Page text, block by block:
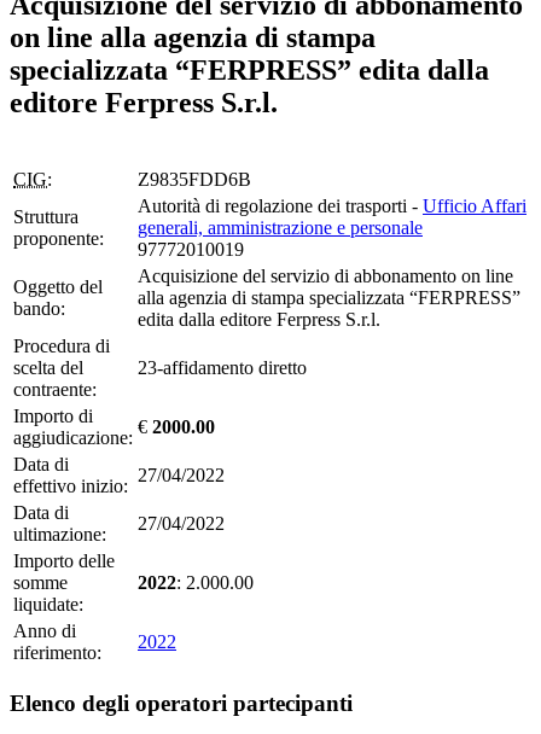
on line alla agenzia di stampa
specializzata “FERPRESS” edita dalla
editore Ferpress S.r.l.
CIG:
Z9835FDD6B
Struttura
proponente:
Autorità di regolazione dei trasporti - Ufficio Affari
generali, amministrazione e personale
97772010019
Oggetto del
bando:
Acquisizione del servizio di abbonamento on line
alla agenzia di stampa specializzata “FERPRESS”
edita dalla editore Ferpress S.r.l.
Procedura di
scelta del
contraente:
23-affidamento diretto
Importo di
aggiudicazione:
€ 2000.00
Data di
effettivo inizio:
27/04/2022
Data di
ultimazione:
27/04/2022
Importo delle
somme
liquidate:
2022: 2.000.00
Anno di
riferimento:
2022
Elenco degli operatori partecipanti